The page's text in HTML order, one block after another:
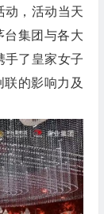
动，活动当天
台集团与各大
手了皇家女子
的影响力及